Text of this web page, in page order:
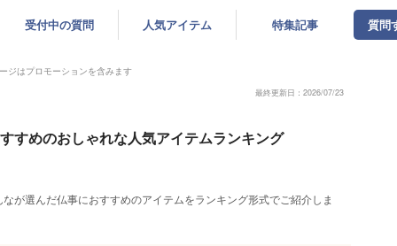
受付中の質問 人気アイテム 特集記事 質問
ジはプロモーションを含みます
最終更新日：2026/07/23
すめのおしゃれな人気アイテムランキング
が選んだ仏事におすすめのアイテムをランキング形式でご紹介しま